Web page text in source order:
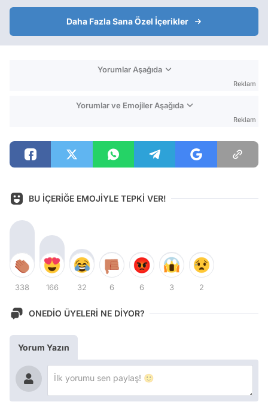
Daha Fazla Sana Özel İçerikler
Yorumlar Aşağıda
Reklam
Yorumlar ve Emojiler Aşağıda
Reklam
BU İÇERİĞE EMOJİYLE TEPKİ VER!
338 166 32 6 6 3 2
ONEDİO ÜYELERİ NE DİYOR?
Yorum Yazın